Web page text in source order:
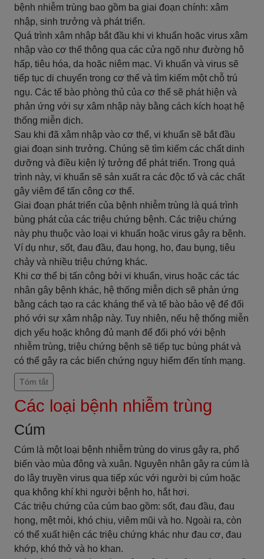
bệnh nhiễm trùng bao gồm ba giai đoạn chính: xâm
nhập, sinh trưởng và phát triển.
Quá trình xâm nhập bắt đầu khi vi khuẩn hoặc virus xâm
nhập vào cơ thể thông qua các cửa ngõ như đường hô
hấp, tiêu hóa, da hoặc niêm mạc. Vi khuẩn và virus sẽ
tiếp tục di chuyển trong cơ thể và tìm kiếm một chỗ trú
ngụ. Các tế bào phòng thủ của cơ thể sẽ phát hiện và
phản ứng với sự xâm nhập này bằng cách kích hoạt hệ
thống miễn dịch.
Sau khi đã xâm nhập vào cơ thể, vi khuẩn sẽ bắt đầu
giai đoạn sinh trưởng. Chúng sẽ tìm kiếm các chất dinh
dưỡng và điều kiện lý tưởng để phát triển. Trong quá
trình này, vi khuẩn sẽ sản xuất ra các độc tố và các chất
gây viêm để tấn công cơ thể.
Giai đoạn phát triển của bệnh nhiễm trùng là quá trình
bùng phát của các triệu chứng bệnh. Các triệu chứng
này phụ thuộc vào loại vi khuẩn hoặc virus gây ra bệnh.
Ví dụ như, sốt, đau đầu, đau họng, ho, đau bụng, tiêu
chảy và nhiều triệu chứng khác.
Khi cơ thể bị tấn công bởi vi khuẩn, virus hoặc các tác
nhân gây bệnh khác, hệ thống miễn dịch sẽ phản ứng
bằng cách tạo ra các kháng thể và tế bào bảo vệ để đối
phó với sự xâm nhập này. Tuy nhiên, nếu hệ thống miễn
dịch yếu hoặc không đủ mạnh để đối phó với bệnh
nhiễm trùng, triệu chứng bệnh sẽ tiếp tục bùng phát và
có thể gây ra các biến chứng nguy hiểm đến tính mạng.
Tóm tắt
Các loại bệnh nhiễm trùng
Cúm
Cúm là một loại bệnh nhiễm trùng do virus gây ra, phổ
biến vào mùa đông và xuân. Nguyên nhân gây ra cúm là
do lây truyền virus qua tiếp xúc với người bị cúm hoặc
qua không khí khi người bệnh ho, hắt hơi.
Các triệu chứng của cúm bao gồm: sốt, đau đầu, đau
họng, mệt mỏi, khó chịu, viêm mũi và ho. Ngoài ra, còn
có thể xuất hiện các triệu chứng khác như đau cơ, đau
khớp, khó thở và ho khan.